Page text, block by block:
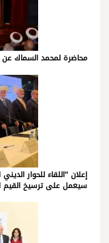
محاضرة لمحمد السماك عن
إعلان "اللقاء للحوار
سيعمل على ترسيخ القيم